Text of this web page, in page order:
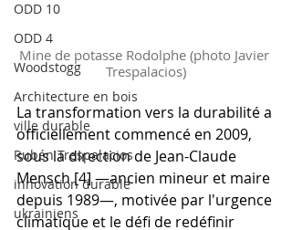
ODD 10
ODD 4
Woodstogg
Architecture en bois
ville durable
Rubén Trespalacios
innovation durable
ukrainiens
Mine de potasse Rodolphe (photo Javier
Trespalacios)
La transformation vers la durabilité a
officiellement commencé en 2009,
sous la direction de Jean-Claude
Mensch [4] —ancien mineur et maire
depuis 1989—, motivée par l'urgence
climatique et le défi de redéfinir